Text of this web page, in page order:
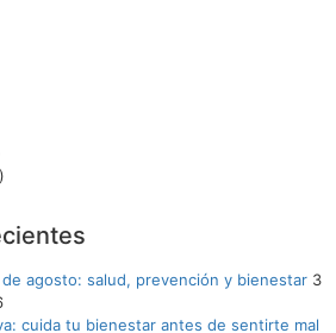
de agosto: salud, prevención y bienestar 3
cuida tu bienestar antes de sentirte mal